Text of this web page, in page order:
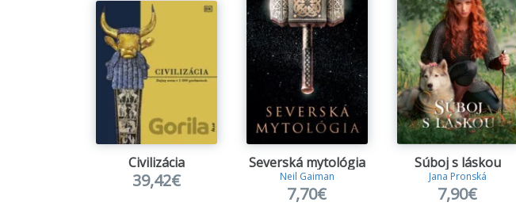
Civilizácia
39,42€
Severská mytológia
Neil Gaiman
7,70€
Súboj s láskou
Jana Pronská
7,90€